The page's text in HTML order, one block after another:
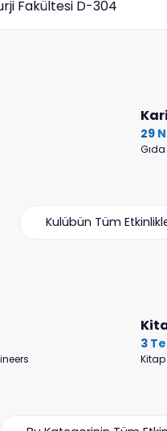
Fakültesi D-304
29
Kulübün Tüm
3